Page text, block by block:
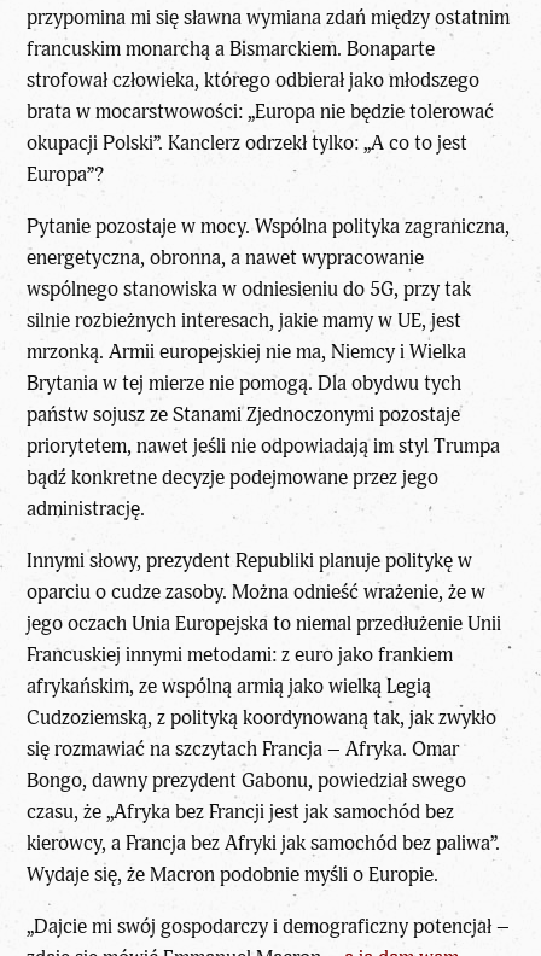
przypomina mi się sławna wymiana zdań między ostatnim
francuskim monarchą a Bismarckiem. Bonaparte
strofował człowieka, którego odbierał jako młodszego
brata w mocarstwowości: „Europa nie będzie tolerować
okupacji Polski”. Kanclerz odrzekł tylko: „A co to jest
Europa”?
Pytanie pozostaje w mocy. Wspólna polityka zagraniczna,
energetyczna, obronna, a nawet wypracowanie
wspólnego stanowiska w odniesieniu do 5G, przy tak
silnie rozbieżnych interesach, jakie mamy w UE, jest
mrzonką. Armii europejskiej nie ma, Niemcy i Wielka
Brytania w tej mierze nie pomogą. Dla obydwu tych
państw sojusz ze Stanami Zjednoczonymi pozostaje
priorytetem, nawet jeśli nie odpowiadają im styl Trumpa
bądź konkretne decyzje podejmowane przez jego
administrację.
Innymi słowy, prezydent Republiki planuje politykę w
oparciu o cudze zasoby. Można odnieść wrażenie, że w
jego oczach Unia Europejska to niemal przedłużenie Unii
Francuskiej innymi metodami: z euro jako frankiem
afrykańskim, ze wspólną armią jako wielką Legią
Cudzoziemską, z polityką koordynowaną tak, jak zwykło
się rozmawiać na szczytach Francja – Afryka. Omar
Bongo, dawny prezydent Gabonu, powiedział swego
czasu, że „Afryka bez Francji jest jak samochód bez
kierowcy, a Francja bez Afryki jak samochód bez paliwa”.
Wydaje się, że Macron podobnie myśli o Europie.
„Dajcie mi swój gospodarczy i demograficzny potencjał –